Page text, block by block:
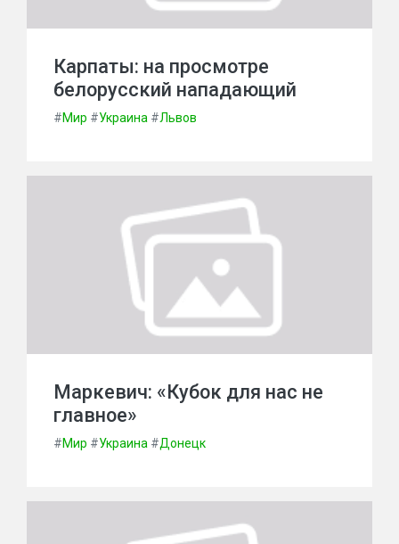
Карпаты: на просмотре
белорусский нападающий
#Мир #Украина #Львов
Маркевич: «Кубок для нас не
главное»
#Мир #Украина #Донецк